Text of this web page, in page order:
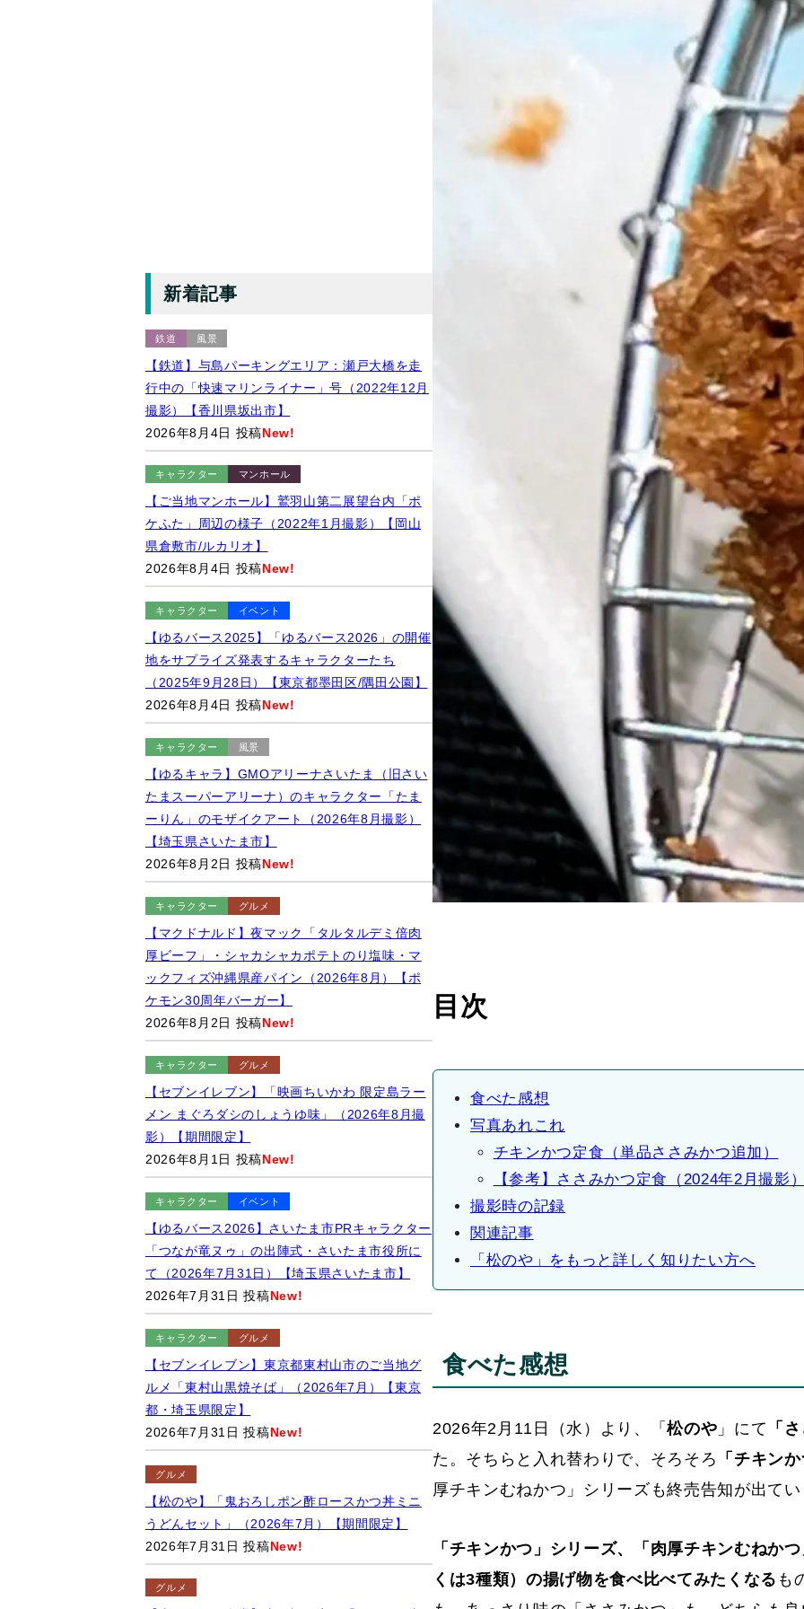
目次
食べた感想
写真あれこれ
チキンかつ定食（単品ささみかつ追加）
【参考】ささみかつ定食（2024年2月撮影
撮影時の記録
関連記事
「松のや」をもっと詳しく知りたい方へ
食べた感想
2026年2月11日（水）より、「松のや 」にて 「
た。そちらと入れ替わりで、そろそろ 「チキン
厚チキンむねかつ」シリーズも終売告知が出て
「チキンかつ」シリーズ、「肉厚チキンむねか
くは3種類）の揚げ物を食べ比べてみたくなる も
新着記事
鉄道 風景
【鉄道】与島パーキングエリア：瀬戸大橋を走
行中の「快速マリンライナー」号（2022年12月
撮影）【香川県坂出市】
2026年8月4日 投稿New!
キャラクター マンホール
【ご当地マンホール】鷲羽山第二展望台内「ポ
ケふた」周辺の様子（2022年1月撮影）【岡山
県倉敷市/ルカリオ】
2026年8月4日 投稿New!
キャラクター イベント
【ゆるバース2025】「ゆるバース2026」の開催
地をサプライズ発表するキャラクターたち
（2025年9月28日）【東京都墨田区/隅田公園】
2026年8月4日 投稿New!
キャラクター 風景
【ゆるキャラ】GMOアリーナさいたま（旧さい
たまスーパーアリーナ）のキャラクター「たま
ーりん」のモザイクアート（2026年8月撮影）
【埼玉県さいたま市】
2026年8月2日 投稿New!
キャラクター グルメ
【マクドナルド】夜マック「タルタルデミ倍肉
厚ビーフ」・シャカシャカポテトのり塩味・マ
ックフィズ沖縄県産パイン（2026年8月）【ポ
ケモン30周年バーガー】
2026年8月2日 投稿New!
キャラクター グルメ
【セブンイレブン】「映画ちいかわ 限定島ラー
メン まぐろダシのしょうゆ味」（2026年8月撮
影）【期間限定】
2026年8月1日 投稿New!
キャラクター イベント
【ゆるバース2026】さいたま市PRキャラクター
「つなが竜ヌゥ」の出陣式・さいたま市役所に
て（2026年7月31日）【埼玉県さいたま市】
2026年7月31日 投稿New!
キャラクター グルメ
【セブンイレブン】東京都東村山市のご当地グ
ルメ「東村山黒焼そば」（2026年7月）【東京
都・埼玉県限定】
2026年7月31日 投稿New!
グルメ
【松のや】「鬼おろしポン酢ロースかつ丼ミニ
うどんセット」（2026年7月）【期間限定】
2026年7月31日 投稿New!
グルメ